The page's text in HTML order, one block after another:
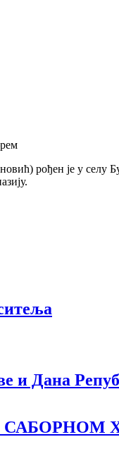
рођен је у селу
и Дана